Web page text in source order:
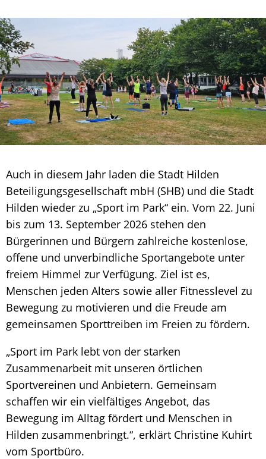
Auch in diesem Jahr laden die Stadt Hilden
Beteiligungsgesellschaft mbH (SHB) und die Stadt
Hilden wieder zu „Sport im Park“ ein. Vom 22. Juni
bis zum 13. September 2026 stehen den
Bürgerinnen und Bürgern zahlreiche kostenlose,
offene und unverbindliche Sportangebote unter
freiem Himmel zur Verfügung. Ziel ist es,
Menschen jeden Alters sowie aller Fitnesslevel zu
Bewegung zu motivieren und die Freude am
gemeinsamen Sporttreiben im Freien zu fördern.
„Sport im Park lebt von der starken
Zusammenarbeit mit unseren örtlichen
Sportvereinen und Anbietern. Gemeinsam
schaffen wir ein vielfältiges Angebot, das
Bewegung im Alltag fördert und Menschen in
Hilden zusammenbringt.“, erklärt Christine Kuhirt
vom Sportbüro.